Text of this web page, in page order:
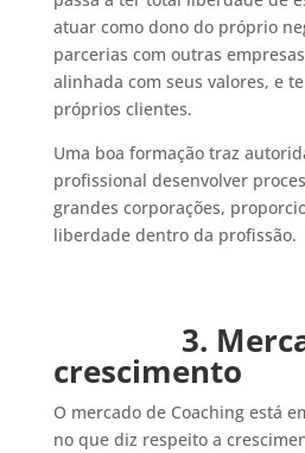
atuar como dono do próprio
parcerias com outras
alinhada com seus valores, e
próprios clientes.
Uma boa formação traz
profissional desenvolver
grandes corporações,
liberdade dentro da profissão.
3.
crescimento
O mercado de Coaching está
no que diz respeito a